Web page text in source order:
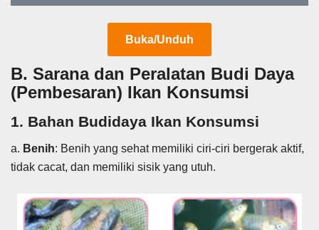
Buka/Unduh
B. Sarana dan Peralatan Budi Daya
(Pembesaran) Ikan Konsumsi
1. Bahan Budidaya Ikan Konsumsi
a. Benih: Benih yang sehat memiliki ciri-ciri bergerak aktif,
tidak cacat, dan memiliki sisik yang utuh.